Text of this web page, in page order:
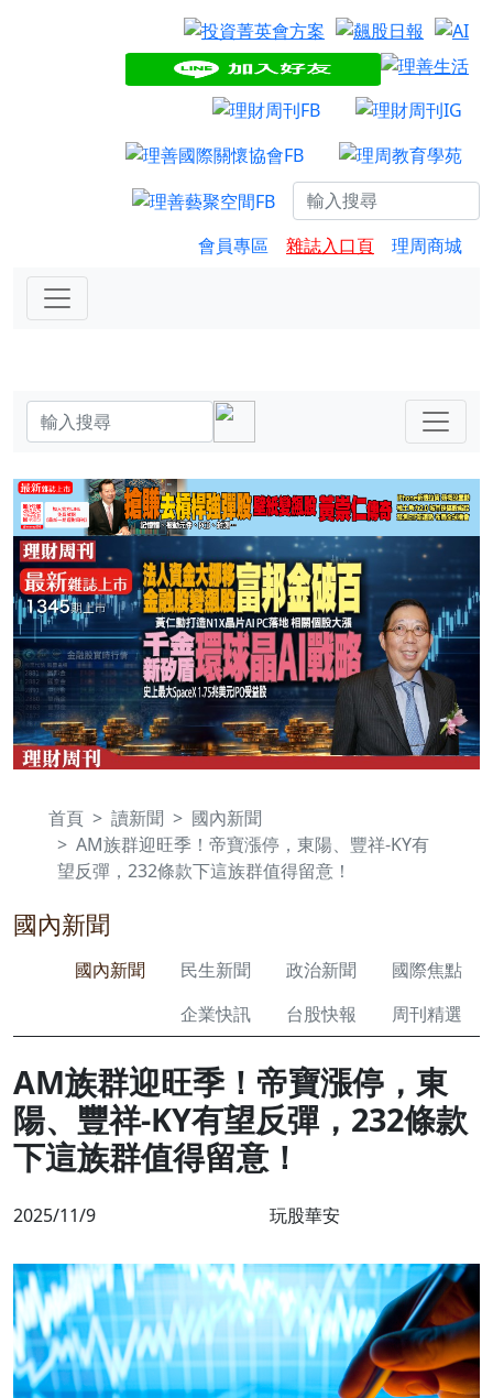
會員專區 雜誌入口頁 理周商城
首頁 讀新聞
國內新聞
AM族群迎旺季！帝寶漲停，東陽、豐祥-KY有
望反彈，232條款下這族群值得留意！
國內新聞
國內新聞 民生新聞 政治新聞
國際焦點
企業快訊
台股快報 周刊精選
AM族群迎旺季！帝寶漲停，東
陽、豐祥-KY有望反彈，232條款
下這族群值得留意！
2025/11/9 玩股華安